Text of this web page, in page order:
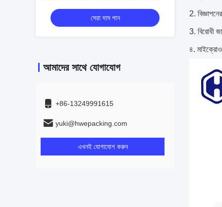
সেরা দাম পান
আমাদের সাথে যোগাযোগ
+86-13249991615
yuki@hwepacking.com
এখনই যোগাযোগ করুন
2.
3. বিরোধী
৪.